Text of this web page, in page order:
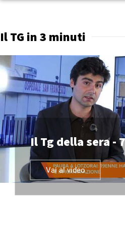
Il TG in 3 minuti
Il Tg della sera -
Vai al video